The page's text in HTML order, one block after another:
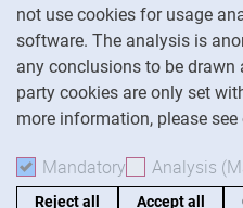
not use cookies for usage
software. The analysis is
any conclusions to be
party cookies are only set
more information, please
Mandatory Accept
Analysis
Reject all Accept all
Utilizzo trasparente
Impronta